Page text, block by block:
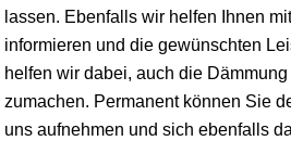
lassen. Ebenfalls wir helfen Ihnen
informieren und die gewünschten
helfen wir dabei, auch die
zumachen. Permanent können Sie
uns aufnehmen und sich ebenfalls